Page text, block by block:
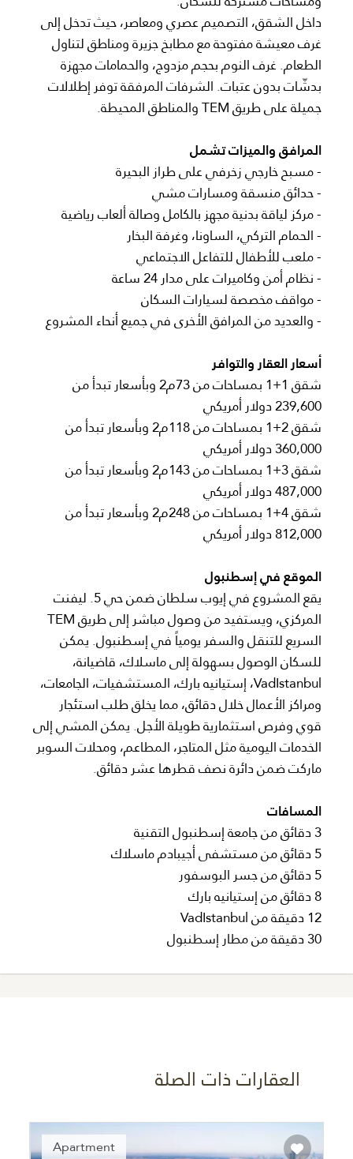
داخل الشقق، التصميم عصري ومعاصر، حيث تدخل إلى
غرف معيشة مفتوحة مع مطابخ جزيرة ومناطق لتناول
الطعام. غرف النوم بحجم مزدوج، والحمامات مجهزة
بدشّات بدون عتبات. الشرفات المرفقة توفر إطلالات
جميلة على طريق TEM والمناطق المحيطة.
المرافق والميزات تشمل
- مسبح خارجي زخرفي على طراز البحيرة
- حدائق منسقة ومسارات مشي
- مركز لياقة بدنية مجهز بالكامل وصالة ألعاب رياضية
- الحمام التركي، الساونا، وغرفة البخار
- ملعب للأطفال للتفاعل الاجتماعي
- نظام أمن وكاميرات على مدار 24 ساعة
- مواقف مخصصة لسيارات السكان
- والعديد من المرافق الأخرى في جميع أنحاء المشروع
أسعار العقار والتوافر
شقق 1+1 بمساحات من 73م2 وبأسعار تبدأ من
239,600 دولار أمريكي
شقق 2+1 بمساحات من 118م2 وبأسعار تبدأ من
360,000 دولار أمريكي
شقق 3+1 بمساحات من 143م2 وبأسعار تبدأ من
487,000 دولار أمريكي
شقق 4+1 بمساحات من 248م2 وبأسعار تبدأ من
812,000 دولار أمريكي
الموقع في إسطنبول
يقع المشروع في إيوب سلطان ضمن حي 5. ليفنت
المركزي، ويستفيد من وصول مباشر إلى طريق TEM
السريع للتنقل والسفر يومياً في إسطنبول. يمكن
للسكان الوصول بسهولة إلى ماسلاك، قاضيانة،
VadIstanbul، إستيانيه بارك، المستشفيات، الجامعات،
ومراكز الأعمال خلال دقائق، مما يخلق طلب استئجار
قوي وفرص استثمارية طويلة الأجل. يمكن المشي إلى
الخدمات اليومية مثل المتاجر، المطاعم، ومحلات السوبر
ماركت ضمن دائرة نصف قطرها عشر دقائق.
المسافات
3 دقائق من جامعة إسطنبول التقنية
5 دقائق من مستشفى أجيبادم ماسلاك
5 دقائق من جسر البوسفور
8 دقائق من إستيانيه بارك
12 دقيقة من VadIstanbul
30 دقيقة من مطار إسطنبول
العقارات ذات الصلة
Apartment
Recommended